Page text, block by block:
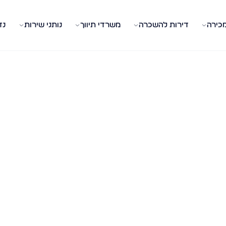
דירות להשכרה משרדי תיווך נותני שירות